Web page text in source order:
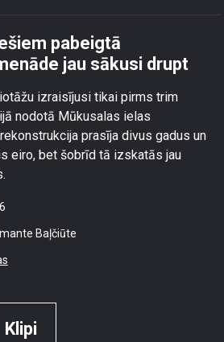
pabeigtā
jau sākusi drupt
izraisījusi tikai pirms trim
nodotā Mūkusalas ielas
prasīja divus gadus un
eiro, bet šobrīd tā izskatās jau
Baļčiūte
Klipi